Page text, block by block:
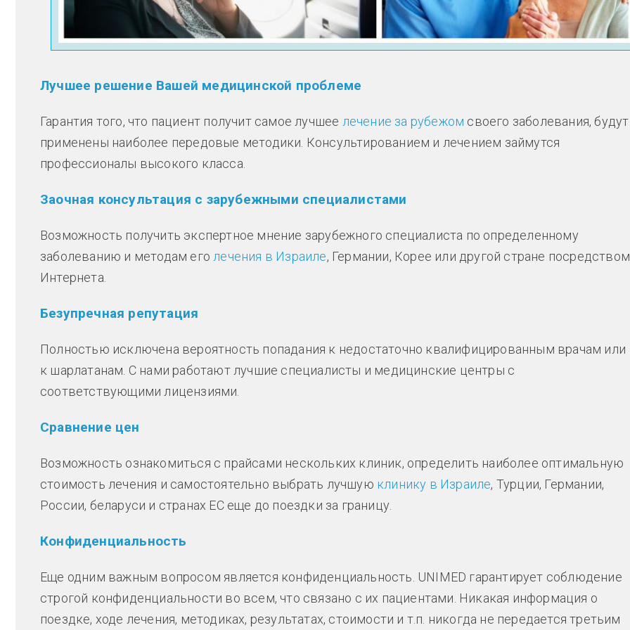
Лучшее решение Вашей медицинской проблеме
Гарантия того, что пациент получит самое лучшее лечение за рубежом своего заболевания, будут
применены наиболее передовые методики. Консультированием и лечением займутся
профессионалы высокого класса.
Заочная консультация с зарубежными специалистами
Возможность получить экспертное мнение зарубежного специалиста по определенному
заболеванию и методам еголечения в Израиле, Германии, Корее или другой стране посредством
Интернета.
Безупречная репутация
Полностью исключена вероятность попадания к недостаточно квалифицированным врачам или
к шарлатанам. С нами работают лучшие специалисты и медицинские центры с
соответствующими лицензиями.
Сравнение цен
Возможность ознакомиться с прайсами нескольких клиник, определить наиболее оптимальную
стоимость лечения и самостоятельно выбрать лучшую клинику в Израиле, Турции, Германии,
России, беларуси и странах ЕС еще до поездки за границу.
Конфиденциальность
Еще одним важным вопросом является конфиденциальность. UNIMED гарантирует соблюдение
строгой конфиденциальности во всем, что связано с их пациентами. Никакая информация о
поездке, ходе лечения, методиках, результатах, стоимости и т.п. никогда не передается третьим